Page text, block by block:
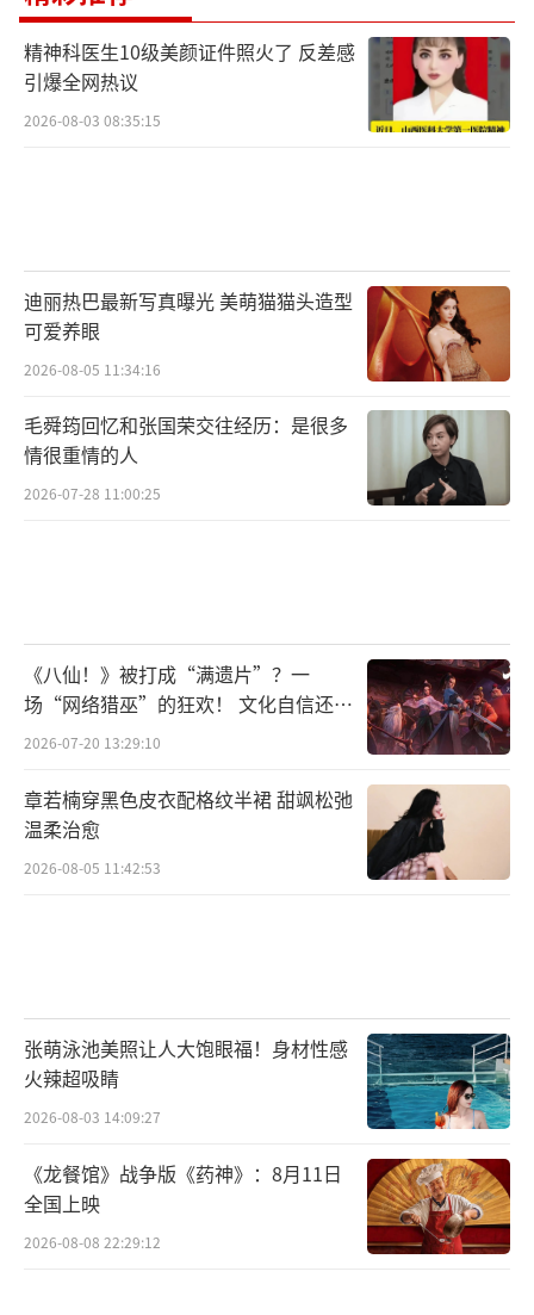
精神科医生10级美颜证件照火了 反差感
引爆全网热议
2026-08-03 08:35:15
迪丽热巴最新写真曝光 美萌猫猫头造型
可爱养眼
2026-08-05 11:34:16
毛舜筠回忆和张国荣交往经历：是很多
情很重情的人
2026-07-28 11:00:25
《八仙！》被打成“满遗片”？一
场“网络猎巫”的狂欢！ 文化自信还是
焦虑？
2026-07-20 13:29:10
章若楠穿黑色皮衣配格纹半裙 甜飒松弛
温柔治愈
2026-08-05 11:42:53
张萌泳池美照让人大饱眼福！身材性感
火辣超吸睛
2026-08-03 14:09:27
《龙餐馆》战争版《药神》：8月11日
全国上映
2026-08-08 22:29:12